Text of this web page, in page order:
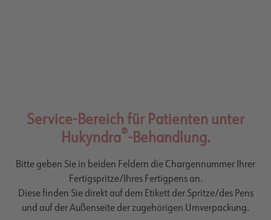
Service-Bereich für Patienten unter
Hukyndra®-Behandlung.
Bitte geben Sie in beiden Feldern die Chargennummer Ihrer
Fertigspritze/Ihres Fertigpens an.
Diese finden Sie direkt auf dem Etikett der Spritze/des Pens
und auf der Außenseite der zugehörigen Umverpackung.